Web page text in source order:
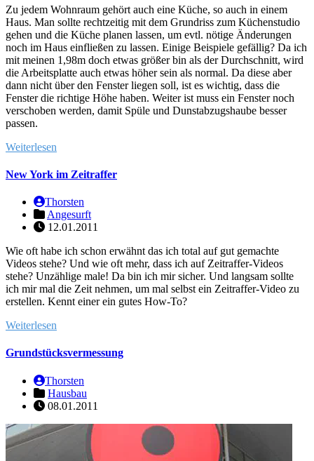
Zu jedem Wohnraum gehört auch eine Küche, so auch in einem
Haus. Man sollte rechtzeitig mit dem Grundriss zum Küchenstudio
gehen und die Küche planen lassen, um evtl. nötige Änderungen
noch im Haus einfließen zu lassen. Einige Beispiele gefällig? Da ich
mit meinen 1,98m doch etwas größer bin als der Durchschnitt, wird
die Arbeitsplatte auch etwas höher sein als normal. Da diese aber
dann nicht über den Fenster liegen soll, ist es wichtig, dass die
Fenster die richtige Höhe haben. Weiter ist muss ein Fenster noch
verschoben werden, damit Spüle und Dunstabzugshaube besser
passen.
Weiterlesen
New York im Zeitraffer
Thorsten
Angesurft
12.01.2011
Wie oft habe ich schon erwähnt das ich total auf gut gemachte
Videos stehe? Und wie oft mehr, dass ich auf Zeitraffer-Videos
stehe? Unzählige male! Da bin ich mir sicher. Und langsam sollte
ich mir mal die Zeit nehmen, um mal selbst ein Zeitraffer-Video zu
erstellen. Kennt einer ein gutes How-To?
Weiterlesen
Grundstücksvermessung
Thorsten
Hausbau
08.01.2011